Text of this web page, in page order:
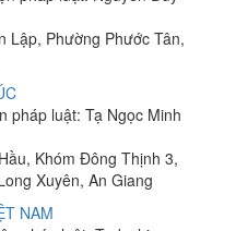
Lập, Phường Phước Tân,
pháp luật: Tạ Ngọc Minh
Khóm Đông Thịnh 3,
Xuyên, An Giang
NAM